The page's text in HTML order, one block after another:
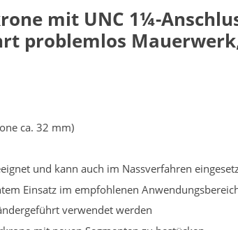
mit UNC 1¼-
problemlos
ca. 32 mm)
und kann auch im Nassverfahren
Einsatz im empfohlenen
verwendet werden